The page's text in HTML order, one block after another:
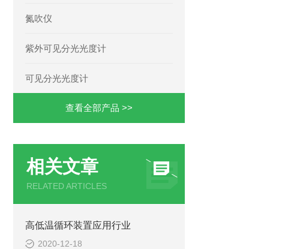
氮吹仪
紫外可见分光光度计
可见分光光度计
查看全部产品 >>
相关文章
RELATED ARTICLES
高低温循环装置应用行业
2020-12-18